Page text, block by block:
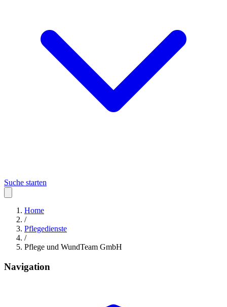
Suche starten
Home
/
Pflegedienste
/
Pflege und WundTeam GmbH
Navigation